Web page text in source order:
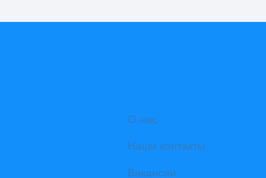
О нас
Наши контакты
Вакансии